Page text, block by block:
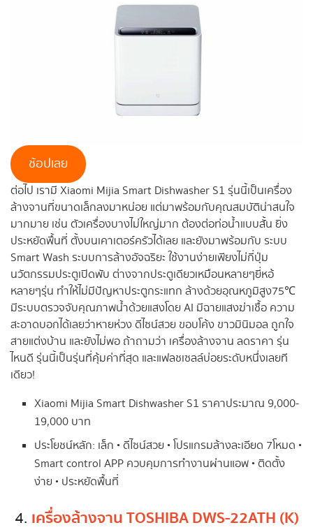
ช้อปเลย
ต่อไป เรามี Xiaomi Mijia Smart Dishwasher S1 รุ่นนี้เป็นเครื่อง
ล้างจานที่ขนาดเล็กลงมาหน่อย แต่มาพร้อมกับคุณสมบัติน่าสนใจ
มากมาย เช่น ตัวเครื่องบางไม่ใหญ่มาก ต้องต่อท่อน้ำแบบสั้น ยิ่ง
ประหยัดพื้นที่ ตั้งบนเคาเตอร์ครัวได้เลย และยังมาพร้อมกับ ระบบ
Smart Wash ระบบการล้างอัจฉริยะ ใช้งานง่ายเพียงไม่กี่ปุ่ม
นวัตกรรมประตูเปิดพับ ต่างจากประตูเดียวเหมือนหลายๆยี่หอ้
หลายๆรุ่น ทำให้ไม่มีปัญหาประตูกระแทก ล้างด้วยอุณหภูมิสูง75℃
มีระบบตรวจจับคุณภาพน้ำด้วยแสงโดย AI มีฉายแสงฆ่าเชื้อ ความ
สะอาดบอกได้เลยว่าหายห่วง ดีไซน์สวย ขอบโค้ง ขาวมินิมอล ถูกใจ
สายแต่งบ้าน และยังไม่พอ ถ้าถามว่า เครื่องล้างจาน ลดราคา รุ่น
ไหนดี รุ่นนี้เป็นรุ่นที่คุ้มค่าที่สุด และแฟลชเซลล์บ่อยระดับหนึ่งเลยที
เดียว!
Xiaomi Mijia Smart Dishwasher S1 ราคาประมาณ 9,000-
19,000 บาท
ประโยชน์หลัก: เล็ก • ดีไซน์สวย • โปรแกรมล้างละเอียด 7โหมด •
Smart control APP ควบคุมการทำงานผ่านแอพ • ติดตั้ง
ง่าย • ประหยัดพื้นที่
4. เครื่องล้างจาน TOSHIBA DWS-22ATH (K)